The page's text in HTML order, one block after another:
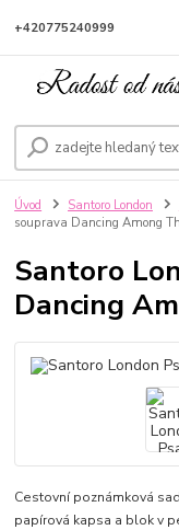
+420775240999
Úvod Santoro London
souprava Dancing Among
Santoro
Dancing
Cestovní poznámková
papírová kapsa a blok v